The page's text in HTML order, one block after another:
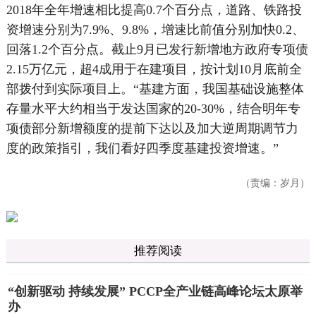
2018年全年增速相比提高0.7个百分点，道路、铁路投
资增速分别为7.9%、9.8%，增速比前值分别加快0.2、
回落1.2个百分点。截止9月已发行新增地方政府专项债
2.15万亿元，超4成用于在建项目，按计划10月底前全
部拨付到实际项目上。“基建方面，我国基础设施整体
存量水平大约相当于发达国家的20-30%，结合明年专
项债部分新增额度的提前下达以及加大逆周期调节力
度的政策指引，我们看好四季度基建投资增速。”
（责编：岁月）
推荐阅读
“创新驱动 持续发展” PCCP全产业链高峰论坛太原举
办